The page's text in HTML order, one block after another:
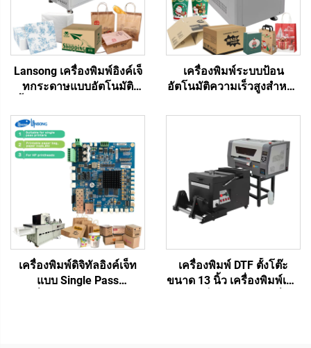
Lansong เครื่องพิมพ์อิงค์เจ็
ทกระดาษแบบอัตโนมัติ
กระดาษลูกฟูก กระดาษ
คราฟท์ ทิชชู ผ้าเช็ดหน้า
ถ้วย แฟน
เครื่องพิมพ์ระบบป้อน
อัตโนมัติความเร็วสูงสำหรับ
กล่องกระดาษแข็ง กล่อง
เครื่องพิมพ์ดิจิทัลอิงค์เจ็ท
แบบ Single Pass
เครื่องพิมพ์ DTF ตั้งโต๊ะ
ขนาด 13 นิ้ว เครื่องพิมพ์เสื้อ